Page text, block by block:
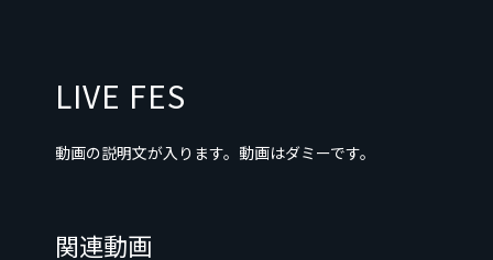
LIVE FES
動画の説明文が入ります。動画はダミーです。
関連動画